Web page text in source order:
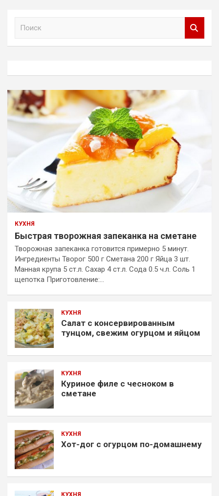
КУХНЯ
Быстрая творожная запеканка на сметане
Творожная запеканка готовится примерно 5 минут.
Ингредиенты Творог 500 г Сметана 200 г Яйца 3 шт.
Манная крупа 5 ст.л. Сахар 4 ст.л. Сода 0.5 ч.л. Соль 1
щепотка Приготовление:…
КУХНЯ
Салат с консервированным
тунцом, свежим огурцом и яйцом
КУХНЯ
Куриное филе с чесноком в
сметане
КУХНЯ
Хот-дог с огурцом по-домашнему
КУХНЯ